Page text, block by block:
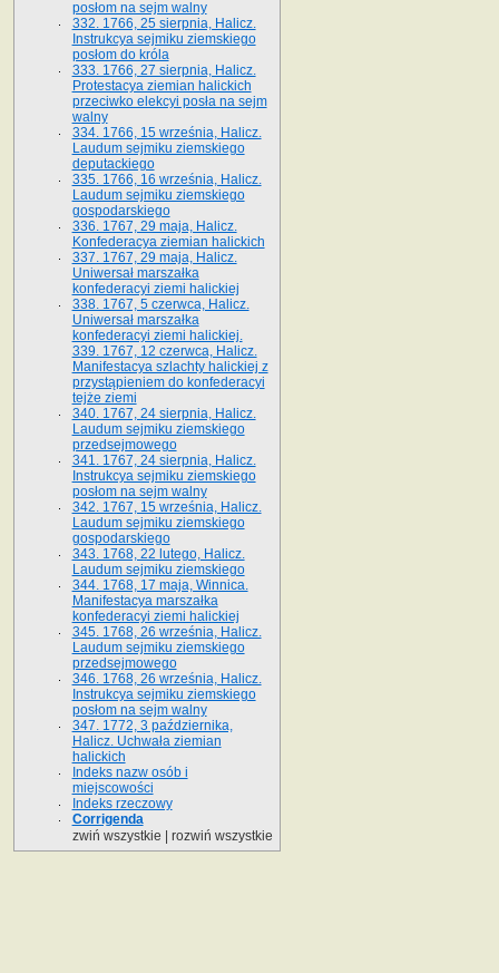
posłom na sejm walny
332. 1766, 25 sierpnia, Halicz.
Instrukcya sejmiku ziemskiego
posłom do króla
333. 1766, 27 sierpnia, Halicz.
Protestacya ziemian halickich
przeciwko elekcyi posła na sejm
walny
334. 1766, 15 września, Halicz.
Laudum sejmiku ziemskiego
deputackiego
335. 1766, 16 września, Halicz.
Laudum sejmiku ziemskiego
gospodarskiego
336. 1767, 29 maja, Halicz.
Konfederacya ziemian halickich
337. 1767, 29 maja, Halicz.
Uniwersał marszałka
konfederacyi ziemi halickiej
338. 1767, 5 czerwca, Halicz.
Uniwersał marszałka
konfederacyi ziemi halickiej.
339. 1767, 12 czerwca, Halicz.
Manifestacya szlachty halickiej z
przystąpieniem do konfederacyi
tejże ziemi
340. 1767, 24 sierpnia, Halicz.
Laudum sejmiku ziemskiego
przedsejmowego
341. 1767, 24 sierpnia, Halicz.
Instrukcya sejmiku ziemskiego
posłom na sejm walny
342. 1767, 15 września, Halicz.
Laudum sejmiku ziemskiego
gospodarskiego
343. 1768, 22 lutego, Halicz.
Laudum sejmiku ziemskiego
344. 1768, 17 maja, Winnica.
Manifestacya marszałka
konfederacyi ziemi halickiej
345. 1768, 26 września, Halicz.
Laudum sejmiku ziemskiego
przedsejmowego
346. 1768, 26 września, Halicz.
Instrukcya sejmiku ziemskiego
posłom na sejm walny
347. 1772, 3 października,
Halicz. Uchwała ziemian
halickich
Indeks nazw osób i
miejscowości
Indeks rzeczowy
Corrigenda
zwiń wszystkie
rozwiń wszystkie